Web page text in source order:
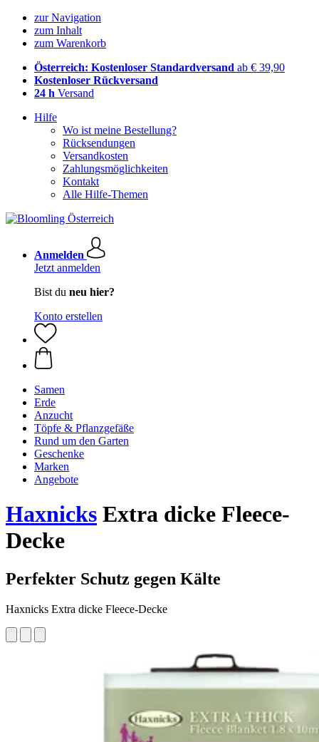
zur Navigation
zum Inhalt
zum Warenkorb
Österreich: Kostenloser Standardversand ab € 39,90
Kostenloser Rückversand
24 h Versand
Hilfe
Wo ist meine Bestellung?
Rücksendungen
Versandkosten
Zahlungsmöglichkeiten
Kontakt
Alle Hilfe-Themen
Anmelden
Jetzt anmelden
Bist du neu hier?
Konto erstellen
Samen
Erde
Anzucht
Töpfe & Pflanzgefäße
Rund um den Garten
Geschenke
Marken
Angebote
Haxnicks Extra dicke Fleece-
Decke
Perfekter Schutz gegen Kälte
Haxnicks Extra dicke Fleece-Decke